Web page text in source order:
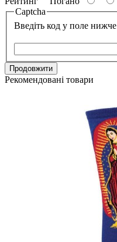
Captcha
Введіть код у поле нижче
Продовжити
Рекомендовані товари